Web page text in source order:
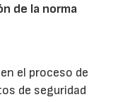
de la norma
el proceso de
de seguridad